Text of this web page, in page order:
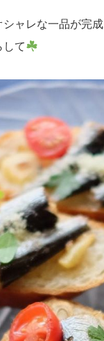
ャレな一品が完成
て